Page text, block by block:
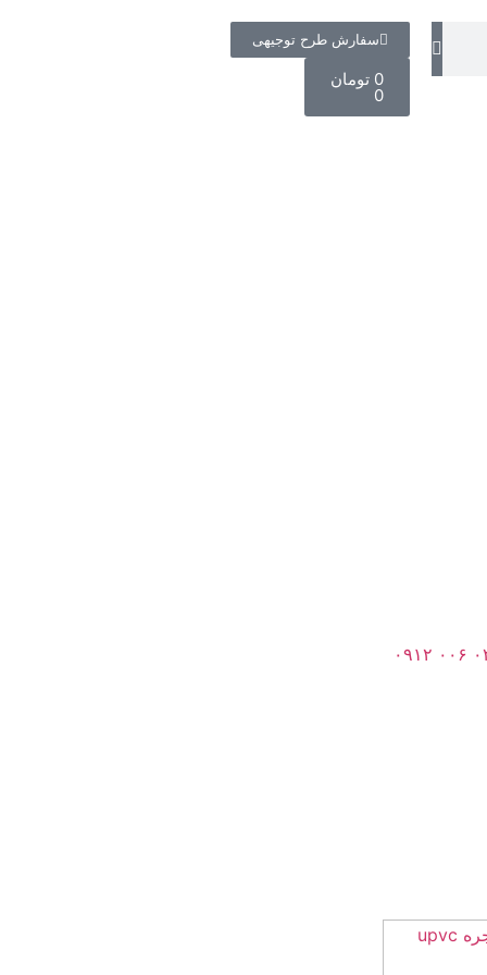
سفارش طرح توجیهی
0 تومان
0